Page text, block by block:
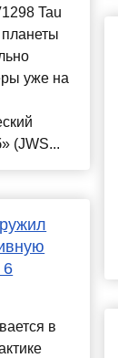
Tau
планеты
уже на
(JWS...
6
в